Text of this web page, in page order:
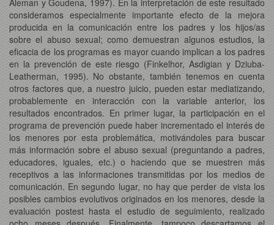
consideramos especialmente importante efecto de la mejora
producida en la comunicación entre los padres y los hijos/as
sobre el abuso sexual; como demuestran algunos estudios, la
eficacia de los programas es mayor cuando implican a los padres
en la prevención de este riesgo (Finkelhor, Asdigian y Dziuba-
Leatherman, 1995). No obstante, también tenemos en cuenta
otros factores que, a nuestro juicio, pueden estar mediatizando,
probablemente en interacción con la variable anterior, los
resultados encontrados. En primer lugar, la participación en el
programa de prevención puede haber incrementado el interés de
los menores por esta problemática, motivándoles para buscar
más información sobre el abuso sexual (preguntando a padres,
educadores, iguales, etc.) o haciendo que se muestren más
receptivos a las informaciones transmitidas por los medios de
comunicación. En segundo lugar, no hay que perder de vista los
posibles cambios evolutivos originados en los menores, desde la
evaluación postest hasta el estudio de seguimiento, realizado